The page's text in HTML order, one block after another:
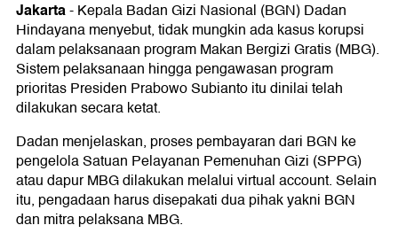
Jakarta-Kepala Badan Gizi Nasional (BGN) Dadan
Hindayana menyebut, tidak mungkin ada kasus korupsi
dalam pelaksanaan program Makan Bergizi Gratis (MBG).
Sistem pelaksanaan hingga pengawasan program
prioritas Presiden Prabowo Subianto itu dinilai telah
dilakukan secara ketat.
Dadan menjelaskan, proses pembayaran dari BGN ke
pengelola Satuan Pelayanan Pemenuhan Gizi (SPPG)
atau dapur MBG dilakukan melalui virtual account. Selain
itu, pengadaan harus disepakati dua pihak yakni BGN
dan mitra pelaksana MBG.